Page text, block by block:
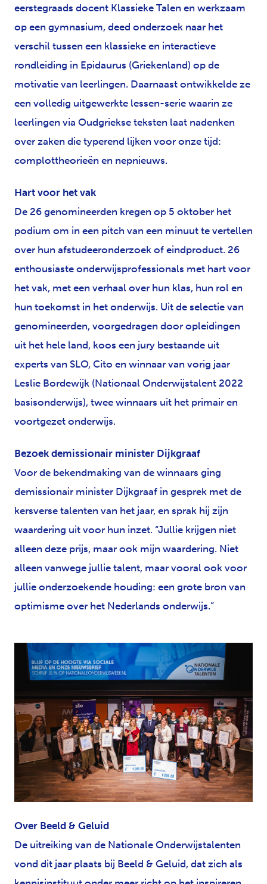
eerstegraads docent Klassieke Talen en werkzaam
op een gymnasium, deed onderzoek naar het
verschil tussen een klassieke en interactieve
rondleiding in Epidaurus (Griekenland) op de
motivatie van leerlingen. Daarnaast ontwikkelde ze
een volledig uitgewerkte lessen-serie waarin ze
leerlingen via Oudgriekse teksten laat nadenken
over zaken die typerend lijken voor onze tijd:
complottheorieën en nepnieuws.
Hart voor het vak
De 26 genomineerden kregen op 5 oktober het
podium om in een pitch van een minuut te vertellen
over hun afstudeeronderzoek of eindproduct. 26
enthousiaste onderwijsprofessionals met hart voor
het vak, met een verhaal over hun klas, hun rol en
hun toekomst in het onderwijs. Uit de selectie van
genomineerden, voorgedragen door opleidingen
uit het hele land, koos een jury bestaande uit
experts van SLO, Cito en winnaar van vorig jaar
Leslie Bordewijk (Nationaal Onderwijstalent 2022
basisonderwijs), twee winnaars uit het primair en
voortgezet onderwijs.
Bezoek demissionair minister Dijkgraaf
Voor de bekendmaking van de winnaars ging
demissionair minister Dijkgraaf in gesprek met de
kersverse talenten van het jaar, en sprak hij zijn
waardering uit voor hun inzet. “Jullie krijgen niet
alleen deze prijs, maar ook mijn waardering. Niet
alleen vanwege jullie talent, maar vooral ook voor
jullie onderzoekende houding: een grote bron van
optimisme over het Nederlands onderwijs.”
JPG
Over Beeld & Geluid
De uitreiking van de Nationale Onderwijstalenten
vond dit jaar plaats bij Beeld & Geluid, dat zich als